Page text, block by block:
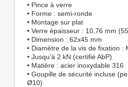
• Pince à verre
• Forme : semi-ronde
• Montage sur plat
• Verre épaisseur : 10,76 mm
• Dimension : 62x45 mm
• Diamètre de la vis de fixation :
• Jusqu'à 2 kN (certifié AbP)
• Matière : acier inoxydable 316
• Goupille de sécurité incluse
Ø10)